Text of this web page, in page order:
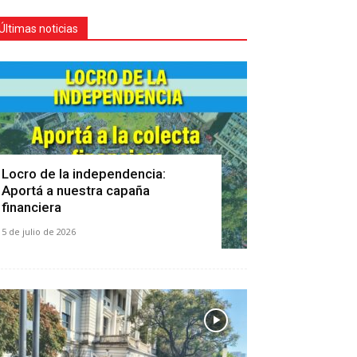
noticias
Locro de la independencia:
Aportá a nuestra capaña
financiera
5 de julio de 2026